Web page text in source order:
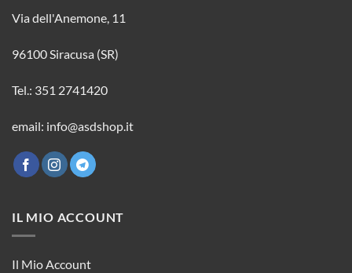
Via dell'Anemone, 11
96100 Siracusa (SR)
Tel.: 351 2741420
email: info@asdshop.it
IL MIO ACCOUNT
Il Mio Account